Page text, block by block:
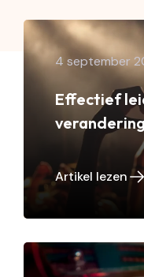
4 september
Effectief
Artikel lezen